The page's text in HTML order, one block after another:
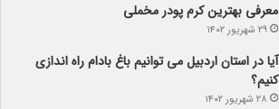
معرفی بهترین کرم پودر مخملی
۲۹ شهریور ۱۴۰۲
آیا در استان اردبیل می توانیم باغ بادام راه اندازی
کنیم؟
۲۸ شهریور ۱۴۰۲